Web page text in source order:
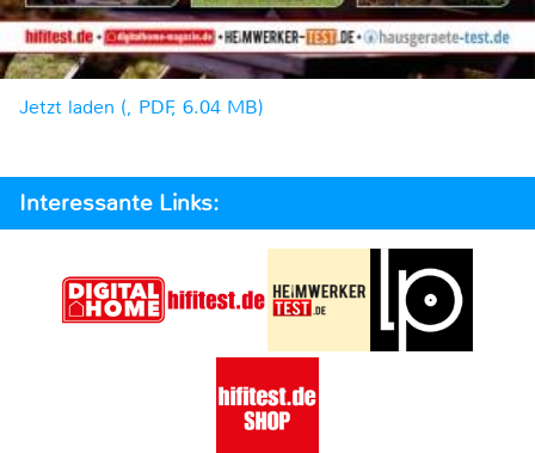
Jetzt laden (, PDF, 6.04 MB)
Interessante Links: